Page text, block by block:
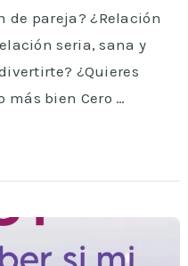
de pareja? ¿Relación
seria, sana y
¿Quieres
más bien Cero …